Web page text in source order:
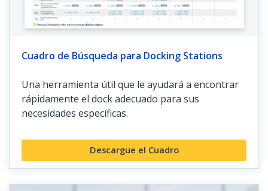
Cuadro de Búsqueda para Docking Stations
Una herramienta útil que le ayudará a encontrar
rápidamente el dock adecuado para sus
necesidades específicas.
Descargue el Cuadro